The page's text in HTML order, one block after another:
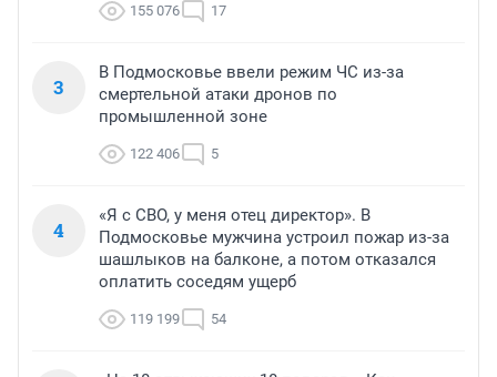
155 076 17
3
В Подмосковье ввели режим ЧС из-за
смертельной атаки дронов по
промышленной зоне
122 406 5
4
«Я с СВО, у меня отец директор». В
Подмосковье мужчина устроил пожар из-за
шашлыков на балконе, а потом отказался
оплатить соседям ущерб
119 199 54